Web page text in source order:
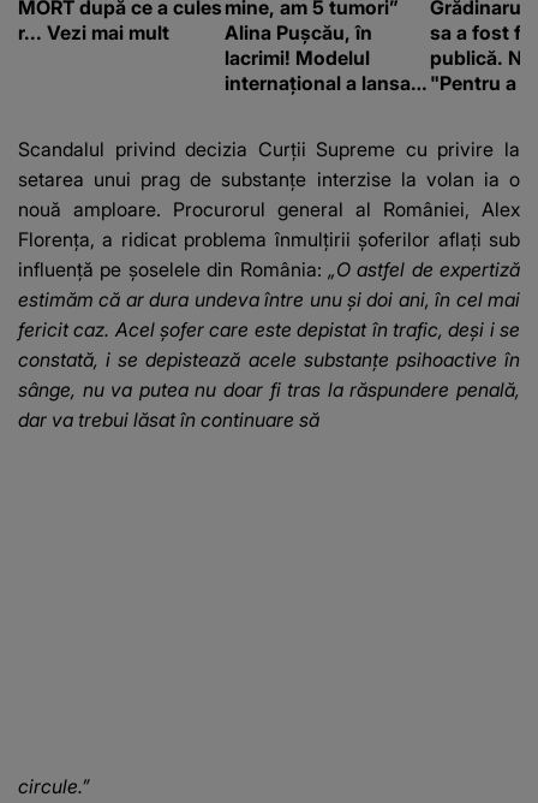
MORT după ce a cules
r... Vezi mai mult
mine, am 5 tumori”
Alina Pușcău, în
lacrimi! Modelul
internațional a lansat
o boală gravă
Grădinaru.
sa a fost
publică.
"Pentru a
Scandalul privind decizia Curții Supreme cu privire la
setarea unui prag de substanțe interzise la volan ia o
nouă amploare. Procurorul general al României, Alex
Florența, a ridicat problema înmulțirii șoferilor aflați sub
influență pe șoselele din România: „O astfel de expertiză
estimăm că ar dura undeva între unu și doi ani, în cel mai
fericit caz. Acel șofer care este depistat în trafic, deși i se
constată, i se depistează acele substanțe psihoactive în
sânge, nu va putea nu doar fi tras la răspundere penală,
dar va trebui lăsat în continuare să
circule.”